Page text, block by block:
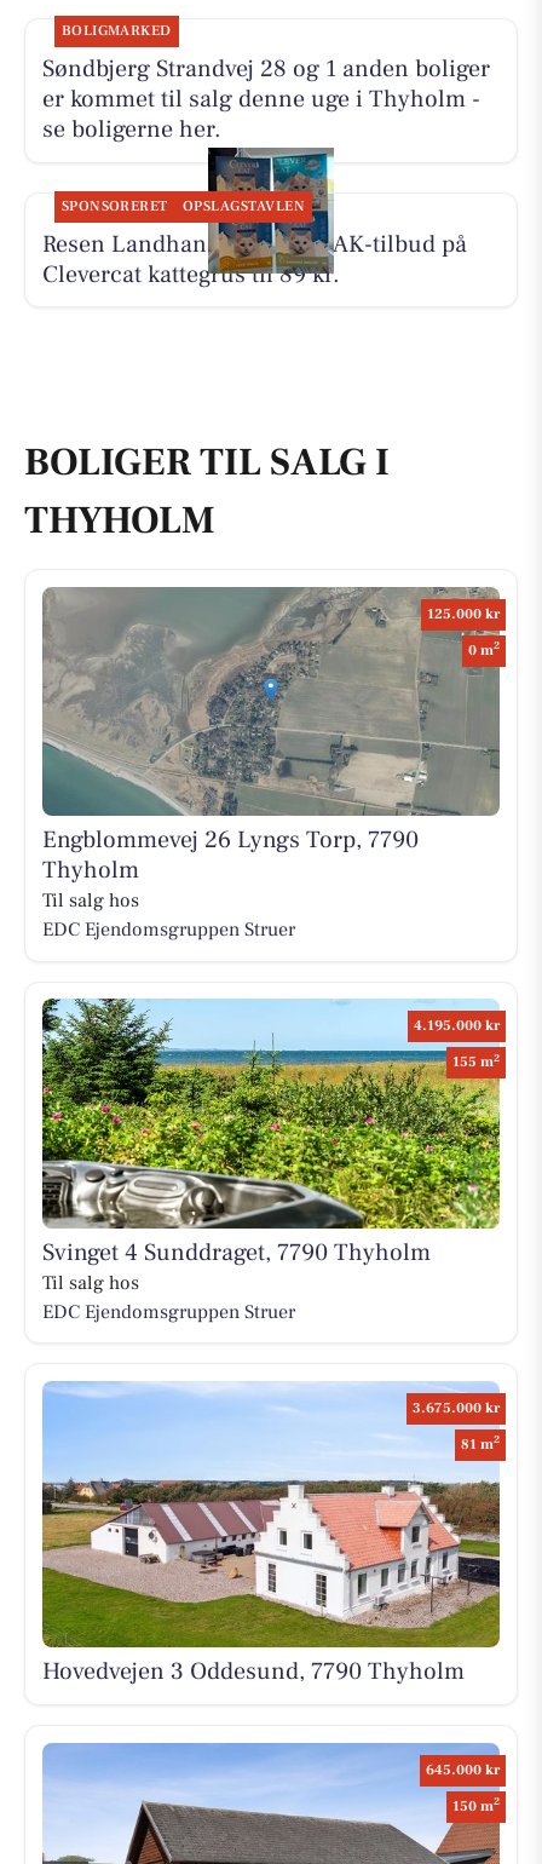
BOLIGMARKED
Søndbjerg Strandvej 28 og 1 anden boliger
er kommet til salg denne uge i Thyholm -
se boligerne her.
SPONSORERET OPSLAGSTAVLEN
Resen Landhandel har JA TAK-tilbud på
Clevercat kattegrus til 89 kr.
BOLIGER TIL SALG I
THYHOLM
125.000 kr
0 m2
Engblommevej 26 Lyngs Torp, 7790
Thyholm
Til salg hos
EDC Ejen­doms­grup­pen Struer
4.195.000 kr
155 m2
Svinget 4 Sunddraget, 7790 Thyholm
Til salg hos
EDC Ejen­doms­grup­pen Struer
3.675.000 kr
81 m2
Hovedvejen 3 Oddesund, 7790 Thyholm
645.000 kr
150 m2